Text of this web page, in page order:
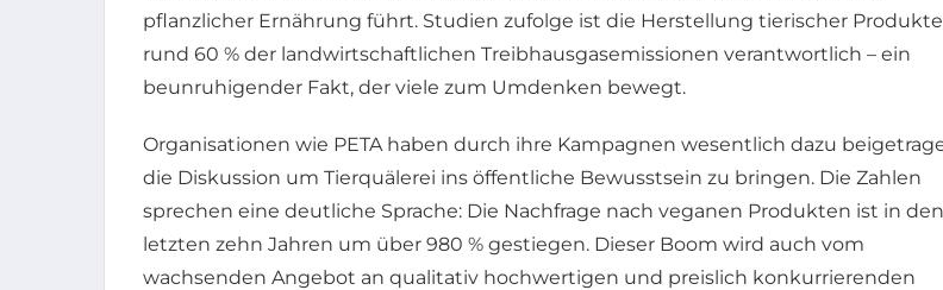
pflanzlicher Ernährung führt. Studien zufolge ist die Herstellung tierischer
rund 60 % der landwirtschaftlichen Treibhausgasemissionen verantwortlich – ein
beunruhigender Fakt, der viele zum Umdenken bewegt.
Organisationen wie PETA haben durch ihre Kampagnen wesentlich dazu
die Diskussion um Tierquälerei ins öffentliche Bewusstsein zu bringen. Die Zahlen
sprechen eine deutliche Sprache: Die Nachfrage nach veganen Produkten ist in den
letzten zehn Jahren um über 980 % gestiegen. Dieser Boom wird auch vom
wachsenden Angebot an qualitativ hochwertigen und preislich konkurrierenden